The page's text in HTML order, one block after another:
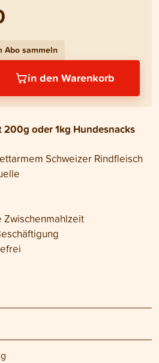
Abo sammeln
in den Warenkorb
oder 1kg Hundesnacks
Schweizer Rindfleisch